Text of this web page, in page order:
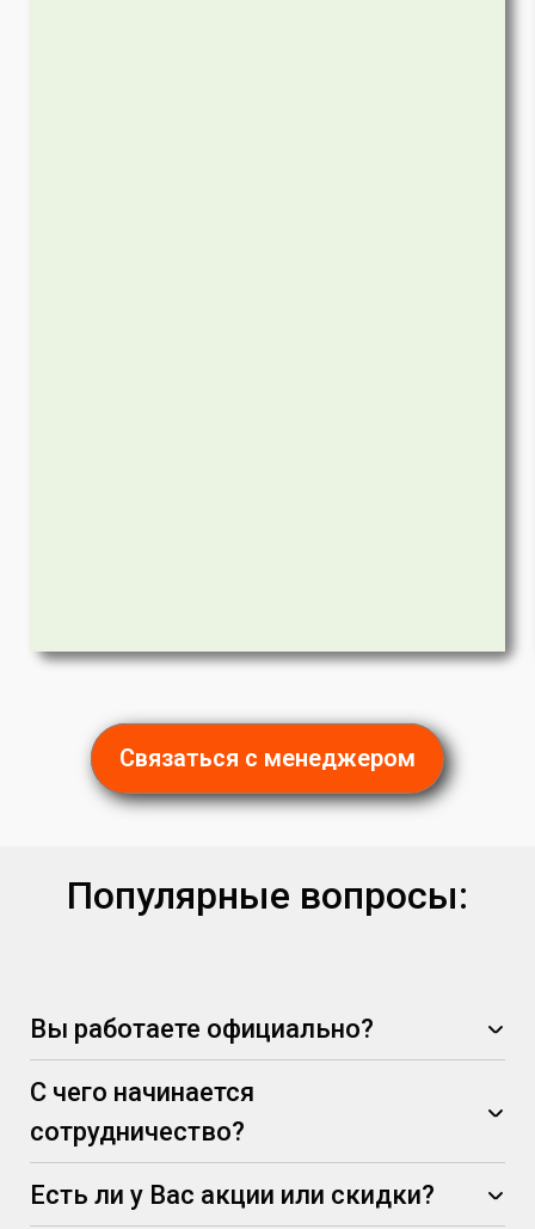
Связаться с менеджером
Популярные вопросы:
Вы работаете официально?
С чего начинается
сотрудничество?
Есть ли у Вас акции или скидки?